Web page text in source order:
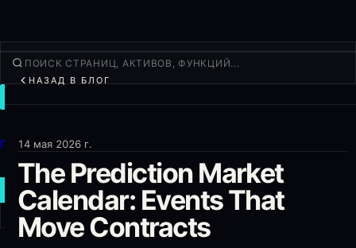
Продукты
Ещё
НОВАЯ СДЕЛКА
Войти
НАЗАД В БЛОГ
14 мая 2026 г.
The Prediction Market
Calendar: Events That
Move Contracts